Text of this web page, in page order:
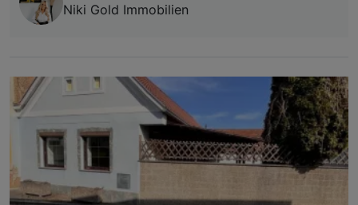
Niki Gold Immobilien